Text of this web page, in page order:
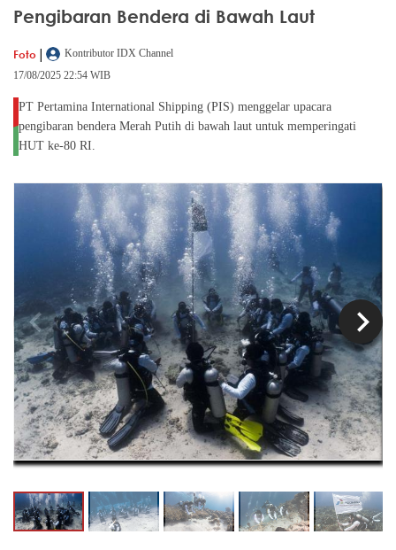
Pengibaran Bendera di Bawah Laut
Foto |
Kontributor IDX Channel
17/08/2025 22:54 WIB
PT Pertamina International Shipping (PIS) menggelar upacara
pengibaran bendera Merah Putih di bawah laut untuk memperingati
HUT ke-80 RI.
chevron_right
chevron_left